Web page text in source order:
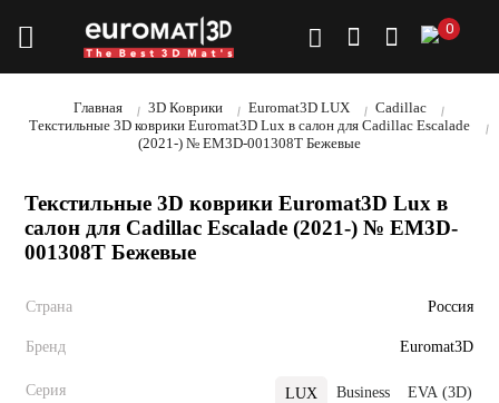
0
Главная 3D Коврики Euromat3D LUX
Cadillac
Текстильные 3D коврики Euromat3D Lux в салон для Cadillac Escalade
(2021-) № EM3D-001308T Бежевые
Текстильные 3D коврики Euromat3D Lux в
салон для Cadillac Escalade (2021-) № EM3D-
001308T Бежевые
Страна Россия
Бренд Euromat3D
Серия LUX Business EVA (3D)